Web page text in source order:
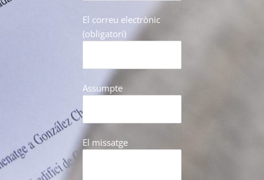
El correu electrònic
(obligatori)
Assumpte
El missatge